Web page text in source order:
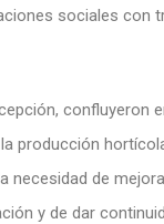
sociales con
confluyeron
producción
necesidad de
y de dar